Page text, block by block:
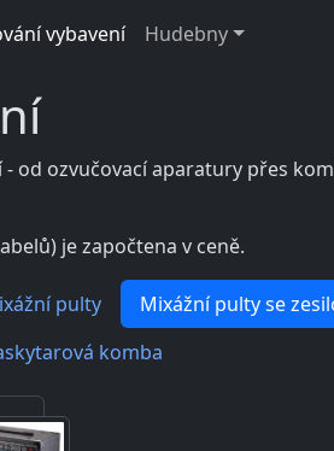
vybavení Hudebny
od ozvučovací aparatury přes
je započtena v ceně.
pulty Mixážní pulty se
komba